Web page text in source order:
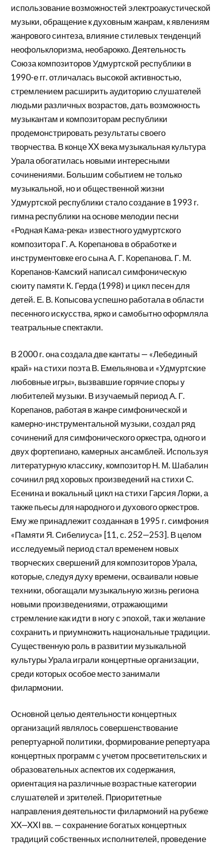
использование возможностей электроакустической
музыки, обращение к духовным жанрам, к явлениям
жанрового синтеза, влияние стилевых тенденций
неофольклоризма, необарокко. Деятельность
Союза композиторов Удмуртской республики в
1990-е гг. отличалась высокой активностью,
стремлением расширить аудиторию слушателей
людьми различных возрастов, дать возможность
музыкантам и композиторам республики
продемонстрировать результаты своего
творчества. В конце XX века музыкальная культура
Урала обогатилась новыми интересными
сочинениями. Большим событием не только
музыкальной, но и общественной жизни
Удмуртской республики стало создание в 1993 г.
гимна республики на основе мелодии песни
«Родная Кама-река» известного удмуртского
композитора Г. А. Корепанова в обработке и
инструментовке его сына А. Г. Корепанова. Г. М.
Корепанов-Камский написал симфоническую
сюиту памяти К. Герда (1998) и цикл песен для
детей. Е. В. Копысова успешно работала в области
песенного искусства, ярко и самобытно оформляла
театральные спектакли.
В 2000 г. она создала две кантаты — «Лебединый
край» на стихи поэта В. Емельянова и «Удмуртские
любовные игры», вызвавшие горячие споры у
любителей музыки. В изучаемый период А. Г.
Корепанов, работая в жанре симфонической и
камерно-инструментальной музыки, создал ряд
сочинений для симфонического оркестра, одного и
двух фортепиано, камерных ансамблей. Используя
литературную классику, композитор Н. М. Шабалин
сочинил ряд хоровых произведений на стихи С.
Есенина и вокальный цикл на стихи Гарсия Лорки, а
также пьесы для народного и духового оркестров.
Ему же принадлежит созданная в 1995 г. симфония
«Памяти Я. Сибелиуса» [11, с. 252—253]. В целом
исследуемый период стал временем новых
творческих свершений для композиторов Урала,
которые, следуя духу времени, осваивали новые
техники, обогащали музыкальную жизнь региона
новыми произведениями, отражающими
стремление как идти в ногу с эпохой, так и желание
сохранить и приумножить национальные традиции.
Существенную роль в развитии музыкальной
культуры Урала играли концертные организации,
среди которых особое место занимали
филармонии.
Основной целью деятельности концертных
организаций являлось совершенствование
репертуарной политики, формирование репертуара
концертных программ с учетом просветительских и
образовательных аспектов их содержания,
ориентация на различные возрастные категории
слушателей и зрителей. Приоритетные
направления деятельности филармоний на рубеже
XX—XXI вв. — сохранение богатых концертных
традиций собственных исполнителей, проведение